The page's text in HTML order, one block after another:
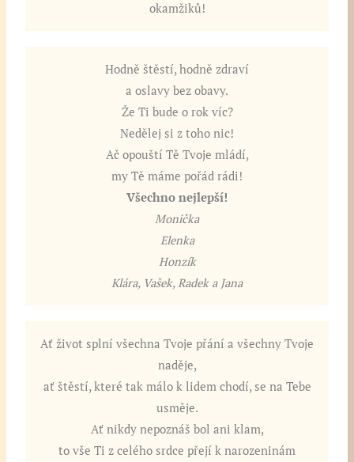
okamžiků!
Hodně štěstí, hodně zdraví
a oslavy bez obavy.
Že Ti bude o rok víc?
Nedělej si z toho nic!
Ač opouští Tě Tvoje mládí,
my Tě máme pořád rádi!
Všechno nejlepší!
Monička
Elenka
Honzík
Klára, Vašek, Radek a Jana
Ať život splní všechna Tvoje přání a všechny Tvoje
naděje,
ať štěstí, které tak málo k lidem chodí, se na Tebe
usměje.
Ať nikdy nepoznáš bol ani klam,
to vše Ti z celého srdce přejí k narozeninám